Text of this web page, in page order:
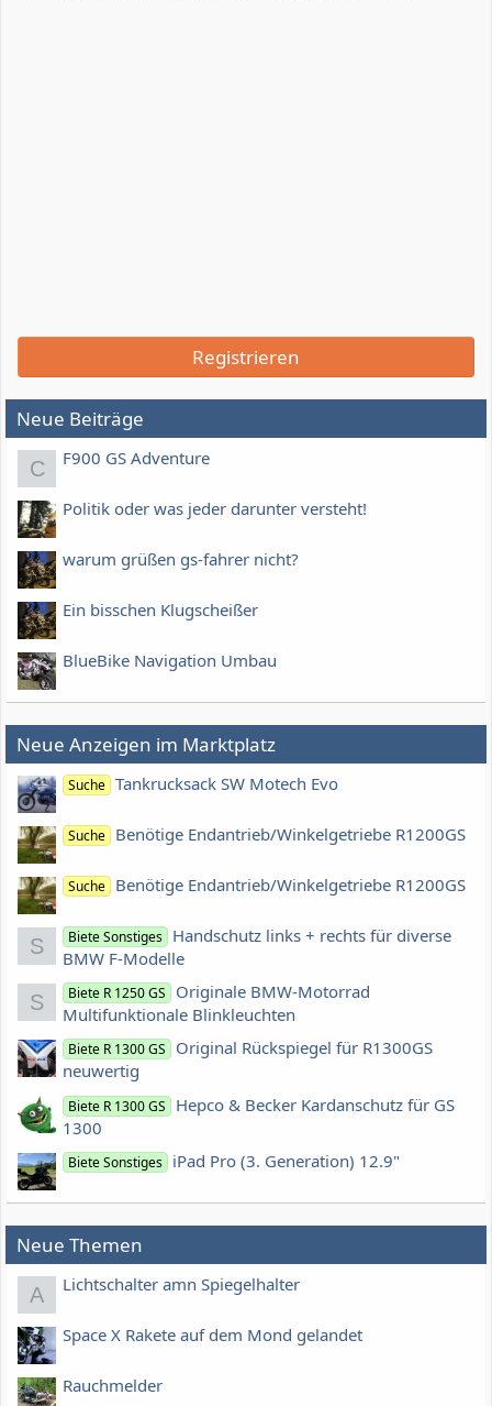
Registrieren
Neue Beiträge
C F900 GS Adventure
Politik oder was jeder darunter versteht!
warum grüßen gs-fahrer nicht?
Ein bisschen Klugscheißer
BlueBike Navigation Umbau
Neue Anzeigen im Marktplatz
Suche Tankrucksack SW Motech Evo
Suche Benötige Endantrieb/Winkelgetriebe R1200GS
Suche Benötige Endantrieb/Winkelgetriebe R1200GS
S Biete Sonstiges Handschutz links + rechts für diverse
BMW F-Modelle
S Biete R 1250 GS
Originale BMW-Motorrad
Multifunktionale Blinkleuchten
Biete R 1300 GS
Original Rückspiegel für R1300GS
neuwertig
Biete R 1300 GS
Hepco & Becker Kardanschutz für GS
1300
Biete Sonstiges iPad Pro (3. Generation) 12.9"
Neue Themen
A Lichtschalter amn Spiegelhalter
Space X Rakete auf dem Mond gelandet
Rauchmelder